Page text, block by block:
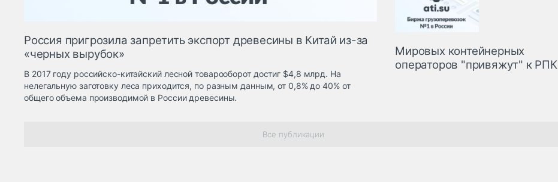
Россия пригрозила запретить экспорт древесины в Китай из-за
«черных вырубок»
В 2017 году российско-китайский лесной товарооборот достиг $4,8 млрд. На
нелегальную заготовку леса приходится, по разным данным, от 0,8% до 40% от
общего объема производимой в России древесины.
Мировых контейнерных
операторов "привяжут" к РПК
Все публикации